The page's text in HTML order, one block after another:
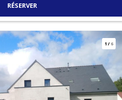
RÉSERVER
1/6